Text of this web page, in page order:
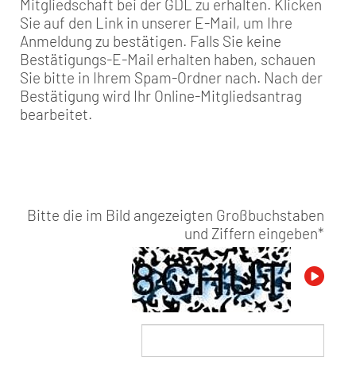
Mitgliedschaft bei der GDL zu erhalten. Klicken
Sie auf den Link in unserer E-Mail, um Ihre
Anmeldung zu bestätigen. Falls Sie keine
Bestätigungs-E-Mail erhalten haben, schauen
Sie bitte in Ihrem Spam-Ordner nach. Nach der
Bestätigung wird Ihr Online-Mitgliedsantrag
bearbeitet.
Bitte die im Bild angezeigten Großbuchstaben
und Ziffern eingeben*